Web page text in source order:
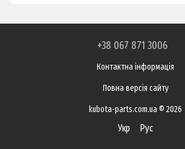
+38 067 871 3006
Контактна інформація
Повна версія сайту
kubota-parts.com.ua © 2026
Укр Рус